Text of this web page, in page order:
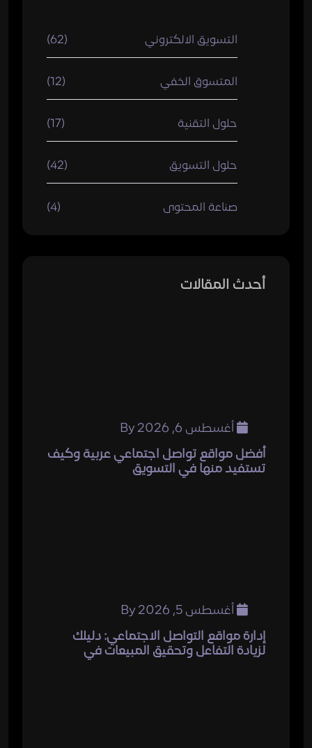
التسويق الالكتروني (62)
المتسوق الخفي (12)
حلول التقنية (17)
حلول التسويق (42)
صناعة المحتوى (4)
أحدث المقالات
أغسطس 6, 2026
By
أفضل مواقع تواصل اجتماعي عربية وكيف
تستفيد منها في التسويق
أغسطس 5, 2026
By
إدارة مواقع التواصل الاجتماعي: دليلك
لزيادة التفاعل وتحقيق المبيعات في